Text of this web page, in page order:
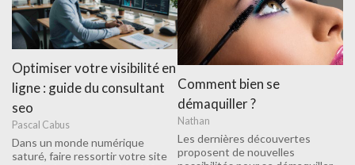
Optimiser votre visibilité en
ligne : guide du consultant
seo
Pascal Cabus
Dans un monde numérique
saturé, faire ressortir votre site
Comment bien se
démaquiller ?
Nathan
Les dernières découvertes
proposent de nouvelles